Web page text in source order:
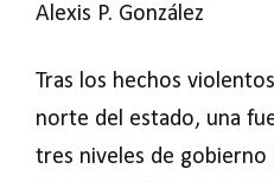
Alexis P. González
Tras los hechos
norte del estado, una
tres niveles de gobierno